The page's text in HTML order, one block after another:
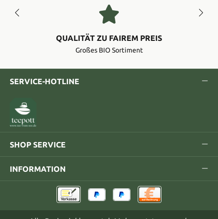
QUALITÄT ZU FAIREM PREIS
Großes BIO Sortiment
SERVICE-HOTLINE
SHOP SERVICE
INFORMATION